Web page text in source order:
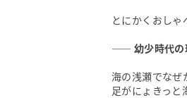
とにかくおしゃ
―― 幼少時代の
海の浅瀬でなぜ
足がにょきっと